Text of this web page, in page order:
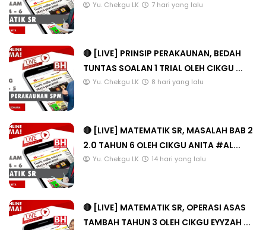
Yu. Chekgu LK 7 hari yang lalu
🔴 [LIVE] PRINSIP PERAKAUNAN, BEDAH
TUNTAS SOALAN 1 TRIAL OLEH CIKGU ...
Yu. Chekgu LK 8 hari yang lalu
🔴 [LIVE] MATEMATIK SR, MASALAH BAB 2
2.0 TAHUN 6 OLEH CIKGU ANITA #AL...
Yu. Chekgu LK 14 hari yang lalu
🔴 [LIVE] MATEMATIK SR, OPERASI ASAS
TAMBAH TAHUN 3 OLEH CIKGU EYYZAH ...